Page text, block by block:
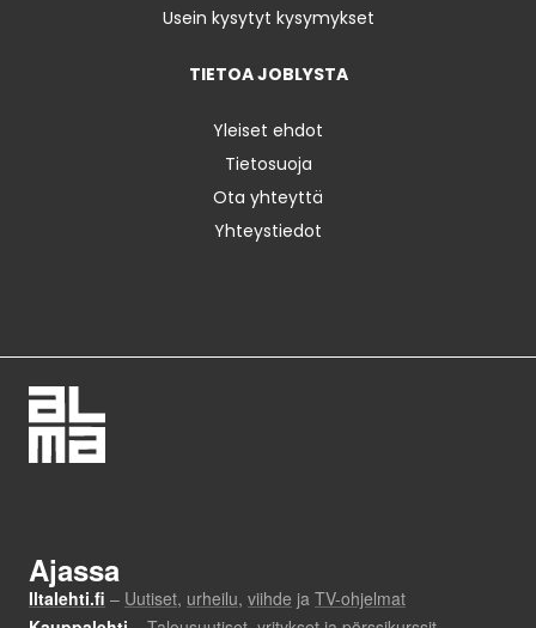
Usein kysytyt kysymykset
TIETOA JOBLYSTA
Yleiset ehdot
Tietosuoja
Ota yhteyttä
Yhteystiedot